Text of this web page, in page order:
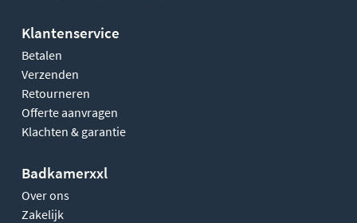
Klantenservice
Betalen
Verzenden
Retourneren
Offerte aanvragen
Klachten & garantie
Badkamerxxl
Over ons
Zakelijk